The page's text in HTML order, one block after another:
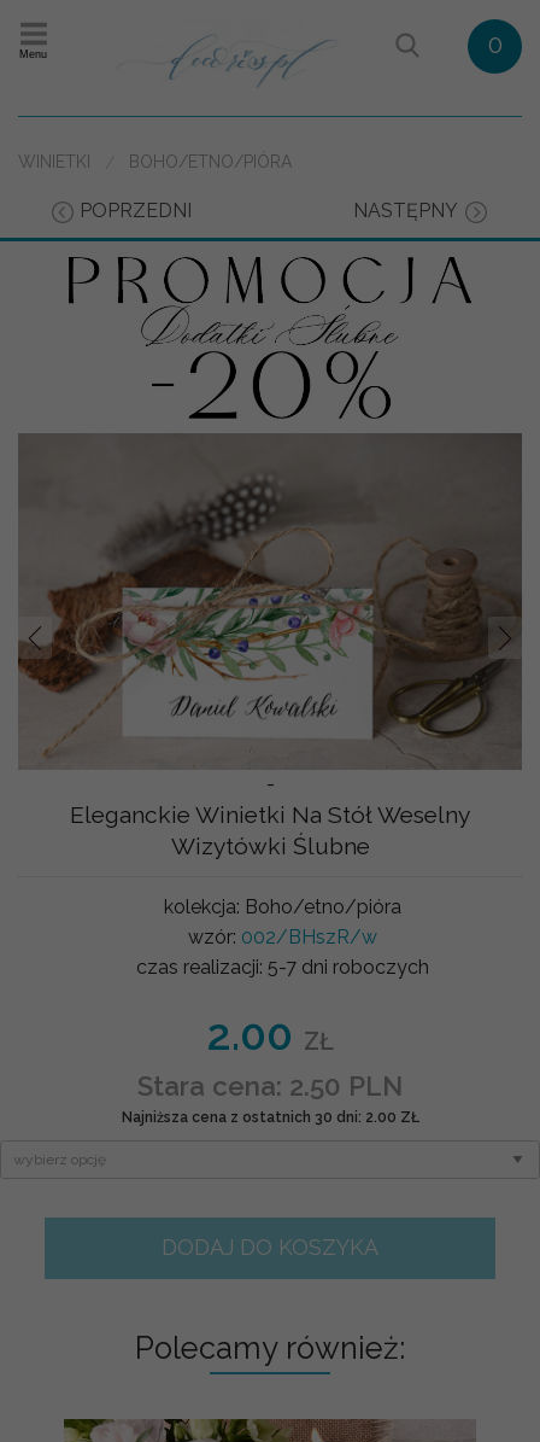
Menu 0
WINIETKI BOHO/ETNO/PIÓRA
POPRZEDNI NASTĘPNY
-
Prev
Eleganckie Winietki Na Stół Weselny
Wizytówki Ślubne
kolekcja: Boho/etno/pióra
wzór: 002/BHszR/w
czas realizacji: 5-7 dni roboczych
2.00 ZŁ
Stara cena: 2.50 PLN
Najniższa cena z ostatnich 30 dni: 2.00 ZŁ
DODAJ DO KOSZYKA
Polecamy również: